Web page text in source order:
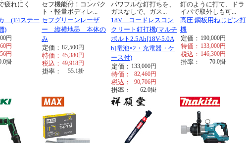
疲れにく
(T4ステー
)
円
円
円
掛
セフ機能付！コンパク
ト・軽量ボディレ...
セフグリーンレーザ
ー 縦横地墨 本体の
み
定価： 82,500円
特価： 45,380円
税込： 49,918円
掛率： 55.1掛
パワフルな釘打ちを、
ガスなしで。ガス...
18V コードレスコン
クリート釘打機(マルチ
ボルト2.5Ah[18V-5.0A
h]電池×2・充電器・ケ
ース付)
定価： 133,000円
特価： 82,460円
税込： 90,706円
掛率： 62.0掛
釘のように打て、ドラ
イバで取外しも可...
高圧 鋼板用ねじピン打
機
定価： 190,000円
特価： 133,000円
税込： 146,300円
掛率： 70.0掛